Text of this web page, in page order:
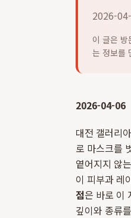
2026-
이 글은
는 정보를
2026-04-06
대전 갤러리
로 마스크를
옅어지지 않
이 피부과 레
점은 바로 이
깊이와 종류